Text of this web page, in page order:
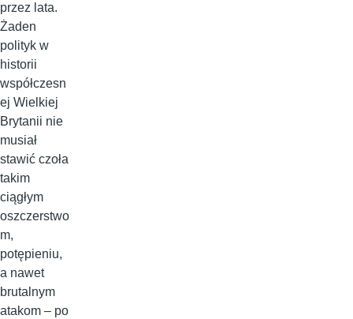
przez lata.
Żaden
polityk w
historii
współczesn
ej Wielkiej
Brytanii nie
musiał
stawić czoła
takim
ciągłym
oszczerstwo
m,
potępieniu,
a nawet
brutalnym
atakom – po